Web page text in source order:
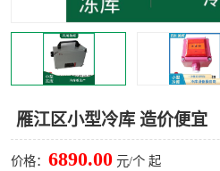
雁江区小型冷库 造价便宜
价格： 6890.00 元/个 起
烘干冷链
内江冷库，内江冻库